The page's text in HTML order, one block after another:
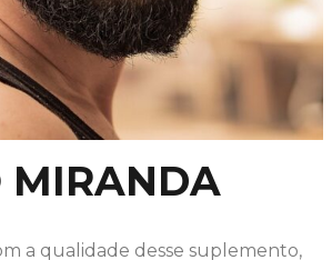
MIRANDA
a qualidade desse suplemento,